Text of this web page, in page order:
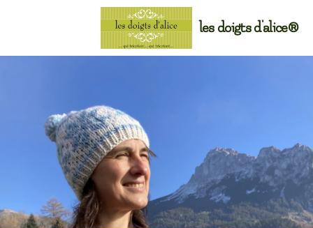
les doigts d'alice®